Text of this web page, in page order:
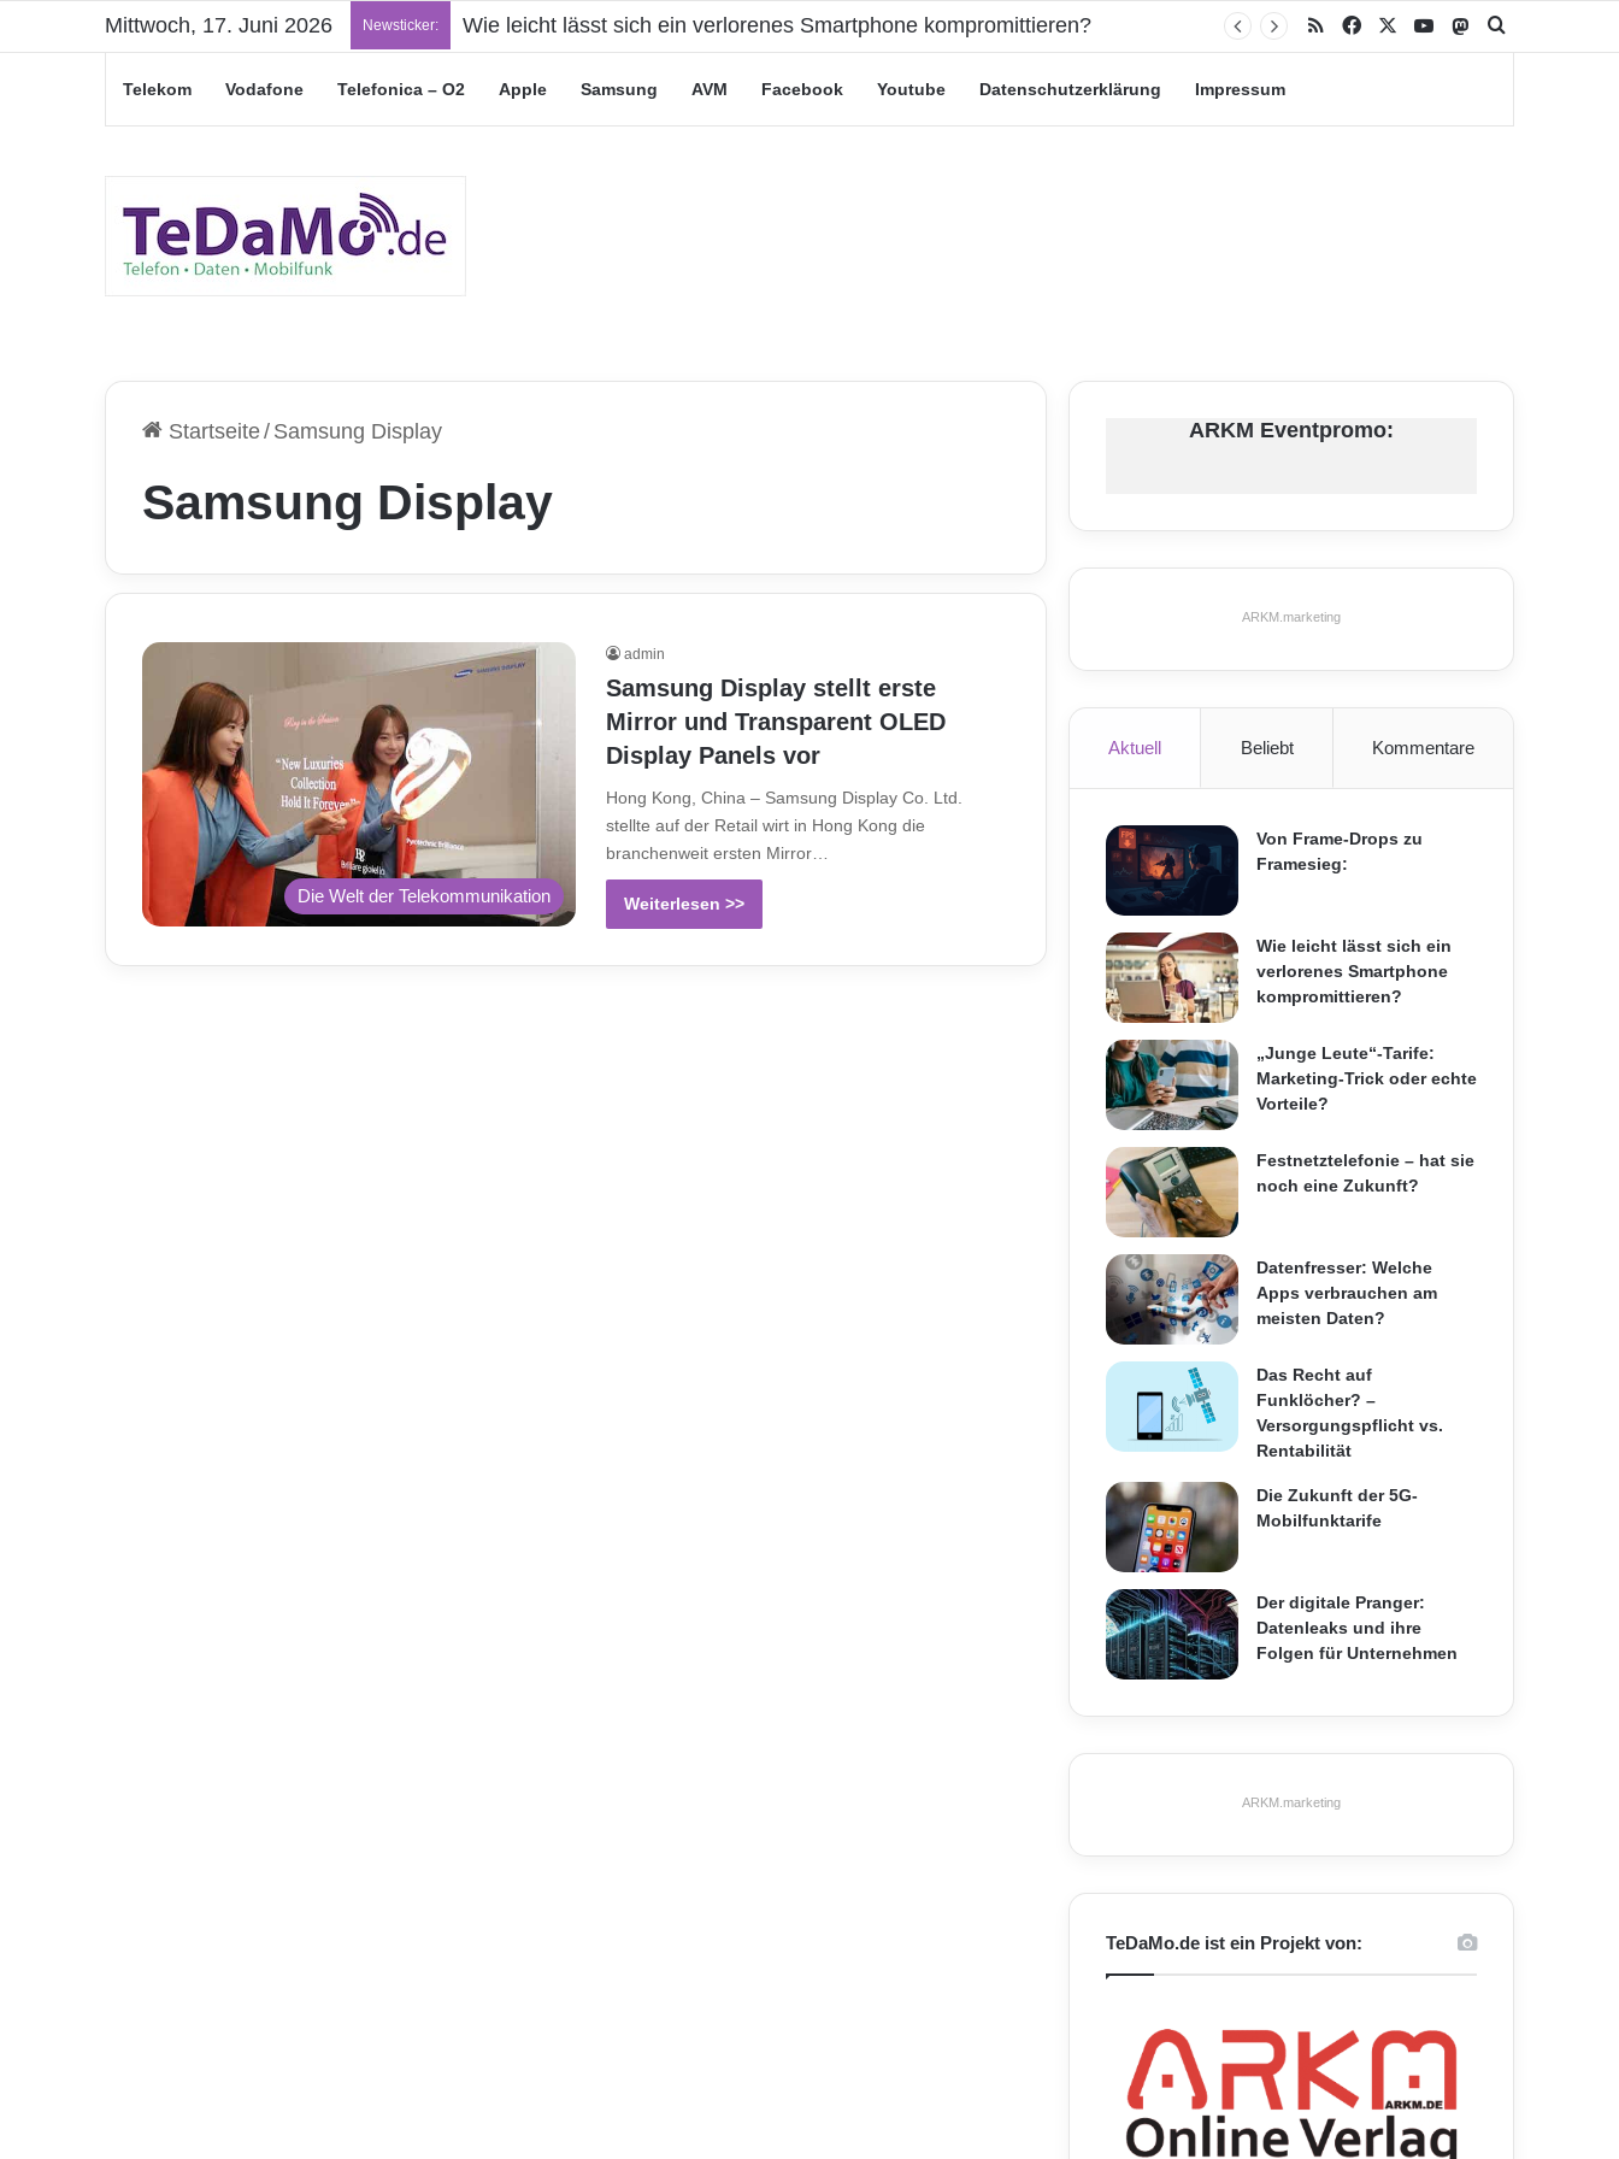
Mittwoch, 17. Juni 2026 Newsticker: Wie leicht lässt sich ein verlorenes Smartphone kompromittieren? RSS Facebook YouTubeMastodon
Telekom Vodafone Telefonica – O2 Apple Samsung AVM Facebook Youtube Datenschutzerklärung Impressum
Startseite/ Samsung Display
Samsung Display
Die Welt der Telekommunikation
admin
Samsung Display stellt erste
Mirror und Transparent OLED
Display Panels vor
Hong Kong, China – Samsung Display Co. Ltd.
stellte auf der Retail wirt in Hong Kong die
branchenweit ersten Mirror…
Weiterlesen >>
ARKM Eventpromo:
ARKM.marketing
Aktuell Beliebt Kommentare
Von Frame-Drops zu
Framesieg:
Wie leicht lässt sich ein
verlorenes Smartphone
kompromittieren?
„Junge Leute“-Tarife:
Marketing-Trick oder echte
Vorteile?
Festnetztelefonie – hat sie
noch eine Zukunft?
Datenfresser: Welche
Apps verbrauchen am
meisten Daten?
Das Recht auf
Funklöcher? –
Versorgungspflicht vs.
Rentabilität
Die Zukunft der 5G-
Mobilfunktarife
Der digitale Pranger:
Datenleaks und ihre
Folgen für Unternehmen
ARKM.marketing
TeDaMo.de ist ein Projekt von: